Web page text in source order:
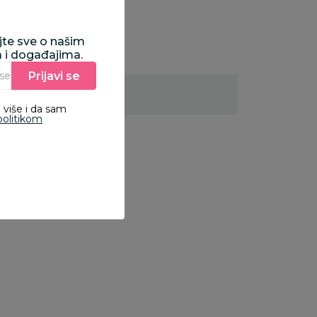
sve o našim
i događajima.
Unesite Vašu e‑mail adresu da biste se prijavili na newsletter.
Prijavi se
i da sam